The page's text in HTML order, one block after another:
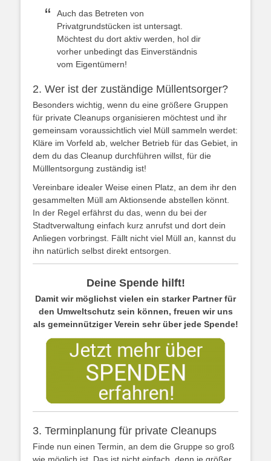
Auch das Betreten von
Privatgrundstücken ist untersagt.
Möchtest du dort aktiv werden, hol dir
vorher unbedingt das Einverständnis
vom Eigentümern!
2. Wer ist der zuständige Müllentsorger?
Besonders wichtig, wenn du eine größere Gruppen
für private Cleanups organisieren möchtest und ihr
gemeinsam voraussichtlich viel Müll sammeln werdet:
Kläre im Vorfeld ab, welcher Betrieb für das Gebiet, in
dem du das Cleanup durchführen willst, für die
Mülllentsorgung zuständig ist!
Vereinbare idealer Weise einen Platz, an dem ihr den
gesammelten Müll am Aktionsende abstellen könnt.
In der Regel erfährst du das, wenn du bei der
Stadtverwaltung einfach kurz anrufst und dort dein
Anliegen vorbringst. Fällt nicht viel Müll an, kannst du
ihn natürlich selbst direkt entsorgen.
Deine Spende hilft!
Damit wir möglichst vielen ein starker Partner für
den Umweltschutz sein können, freuen wir uns
als gemeinnütziger Verein sehr über jede Spende!
3. Terminplanung für private Cleanups
Finde nun einen Termin, an dem die Gruppe so groß